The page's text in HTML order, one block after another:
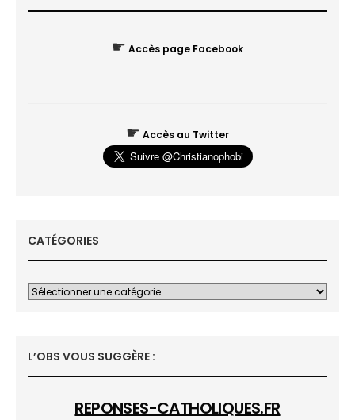
☛ Accès page Facebook
☛ Accès au Twitter
CATÉGORIES
L’OBS VOUS SUGGÈRE :
REPONSES-CATHOLIQUES.FR